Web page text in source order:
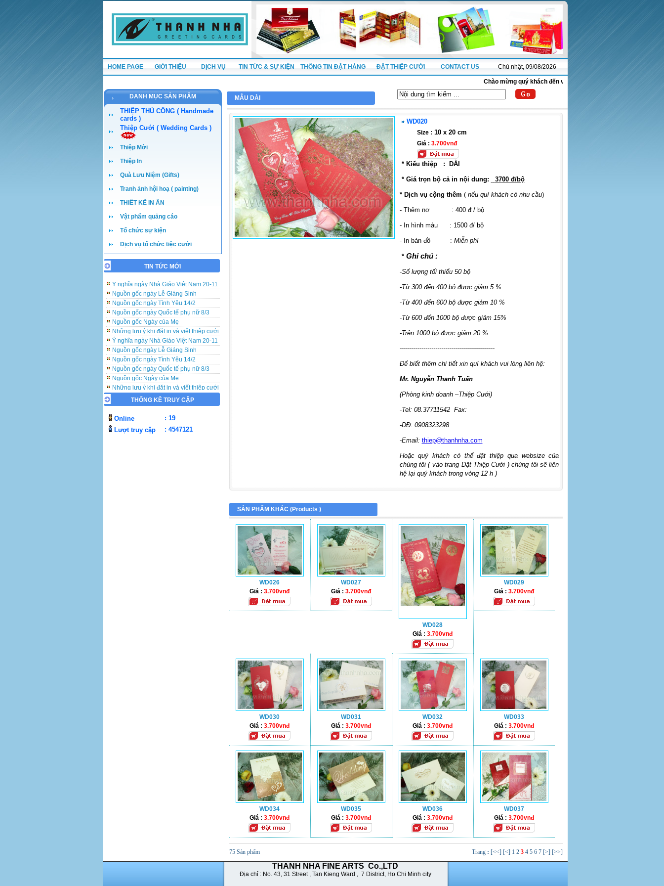
HOME PAGE GIỚI THIỆU DỊCH VỤ TIN TỨC & SỰ KIỆN THÔNG TIN ĐẶT HÀNG ĐẶT THIỆP CƯỚI CONTACT US Chủ nhật, 09/08/2026
Chào mừng quý khách đến với website thanhnha.com !
DANH MỤC SẢN PHẨM
THIỆP THỦ CÔNG ( Handmade
cards )
Thiệp Cưới ( Wedding Cards )
Thiệp Mời
Thiệp In
Quà Lưu Niệm (Gifts)
Tranh ảnh hội hoạ ( painting)
THIẾT KẾ IN ẤN
Vật phẩm quảng cáo
Tổ chức sự kiện
Dịch vụ tổ chức tiệc cưới
TIN TỨC MỚI
Những lưu ý khi đặt in và viết thiệp cưới
Nguồn gốc ngày Lễ Giáng Sinh
Nguồn gốc ngày Tình Yêu 14/2
Nguồn gốc ngày Quốc tế phụ nữ 8/3
Nguồn gốc Ngày của Mẹ
Những lưu ý khi đặt in và viết thiệp cưới
Ý nghĩa ngày Nhà Giáo Việt Nam 20-11
Nguồn gốc ngày Lễ Giáng Sinh
Nguồn gốc ngày Tình Yêu 14/2
Nguồn gốc ngày Quốc tế phụ nữ 8/3
Nguồn gốc Ngày của Mẹ
Những lưu ý khi đặt in và viết thiệp cưới
Ý nghĩa ngày Nhà Giáo Việt Nam 20-11
Nguồn gốc ngày Lễ Giáng Sinh
Nguồn gốc ngày Quốc tế phụ nữ 8/3
Nguồn gốc Ngày của Mẹ
THỐNG KÊ TRUY CẬP
Online
: 19
Lượt truy cập
: 4547121
MẪU DÀI
WD020
Size : 10 x 20 cm
Giá : 3.700vnđ
* Kiểu thiệp : DÀI
* Giá trọn bộ cả in nội dung: 3700 đ/bộ
* Dịch vụ cộng thêm ( nếu quí khách có nhu cầu)
- Thêm nơ : 400 đ / bộ
- In hình màu : 1500 đ/ bộ
- In bản đồ : Miễn phí
* Ghi chú :
-Số lượng tối thiểu 50 bộ
-Từ 300 đến 400 bộ được giảm 5 %
-Từ 400 đến 600 bộ được giảm 10 %
-Từ 600 đến 1000 bộ được giảm 15%
-Trên 1000 bộ được giảm 20 %
------------------------------------------------
Để biết thêm chi tiết xin quí khách vui lòng liên hệ:
Mr. Nguyễn Thanh Tuấn
(Phòng kinh doanh –Thiệp Cưới)
-Tel: 08.37711542 Fax:
-DĐ: 0908323298
-Email: thiep@thanhnha.com
Hoặc quý khách có thể đặt thiệp qua websize của
chúng tôi ( vào trang Đặt Thiệp Cưới ) chúng tôi sẽ liên
hệ lại quý khách trong vòng 12 h )
SẢN PHẨM KHÁC (Products )
WD026
Giá : 3.700vnđ
WD027
Giá : 3.700vnđ
WD028
Giá : 3.700vnđ
WD029
Giá : 3.700vnđ
WD030
Giá : 3.700vnđ
WD031
Giá : 3.700vnđ
WD032
Giá : 3.700vnđ
WD033
Giá : 3.700vnđ
WD034
Giá : 3.700vnđ
WD035
Giá : 3.700vnđ
WD036
Giá : 3.700vnđ
WD037
Giá : 3.700vnđ
75 Sản phẩm Trang: [<<] [<] 1 2 3 4 5 6 7 [>] [>>]
THANH NHA FINE ARTS Co.,LTD
Địa chỉ : No. 43, 31 Street , Tan Kieng Ward , 7 District, Ho Chi Minh city